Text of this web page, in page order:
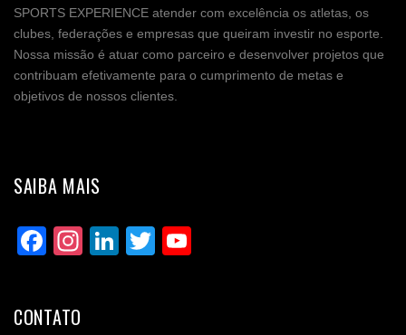
SPORTS EXPERIENCE atender com excelência os atletas, os
clubes, federações e empresas que queiram investir no esporte.
Nossa missão é atuar como parceiro e desenvolver projetos que
contribuam efetivamente para o cumprimento de metas e
objetivos de nossos clientes.
SAIBA MAIS
Facebook
Instagram
LinkedIn
Twitter
CONTATO